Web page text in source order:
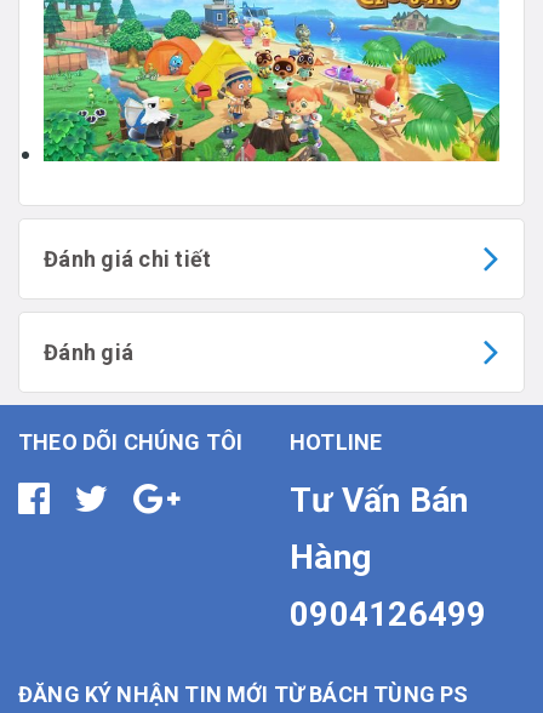
Đánh giá chi tiết
Đánh giá
THEO DÕI CHÚNG TÔI HOTLINE
Tư Vấn Bán
Hàng
0904126499
ĐĂNG KÝ NHẬN TIN MỚI TỪ BÁCH TÙNG PS